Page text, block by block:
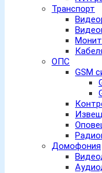
Транспорт
ОПС
GSM
Домофония